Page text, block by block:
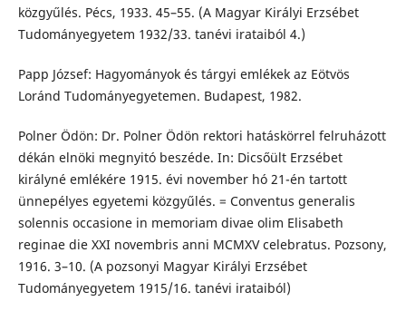
közgyűlés. Pécs, 1933. 45–55. (A Magyar Királyi Erzsébet
Tudományegyetem 1932/33. tanévi irataiból 4.)
Papp József: Hagyományok és tárgyi emlékek az Eötvös
Loránd Tudományegyetemen. Budapest, 1982.
Polner Ödön: Dr. Polner Ödön rektori hatáskörrel felruházott
dékán elnöki megnyitó beszéde. In: Dicsőült Erzsébet
királyné emlékére 1915. évi november hó 21-én tartott
ünnepélyes egyetemi közgyűlés. = Conventus generalis
solennis occasione in memoriam divae olim Elisabeth
reginae die XXI novembris anni MCMXV celebratus. Pozsony,
1916. 3–10. (A pozsonyi Magyar Királyi Erzsébet
Tudományegyetem 1915/16. tanévi irataiból)